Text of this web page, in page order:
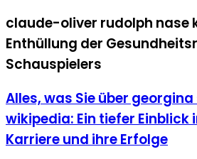
claude-oliver rudolph nase
Enthüllung der
Schauspielers
Alles,
was
Sie
über
georgina
Alles, was Sie über
wikipedia: Ein tiefer Einblick
Karriere und ihre Erfolge